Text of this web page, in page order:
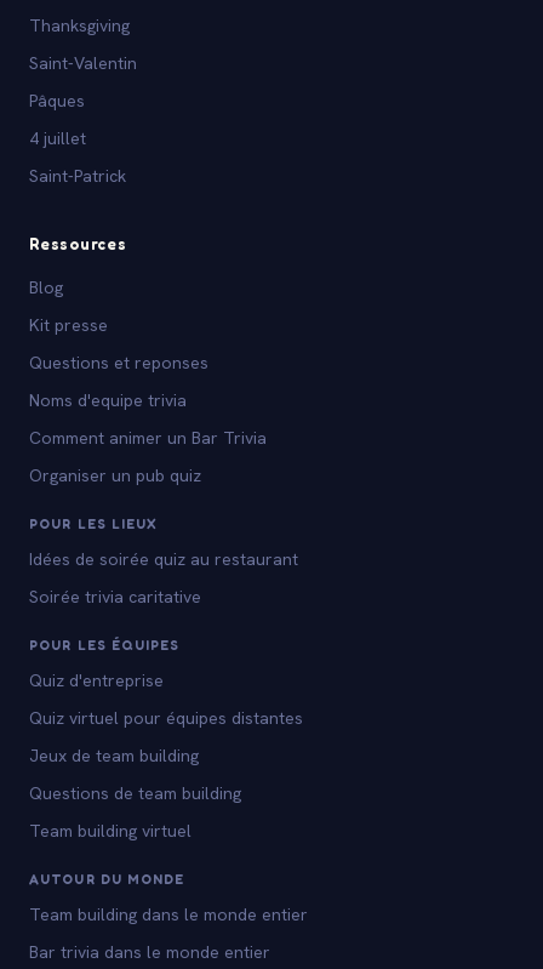
Thanksgiving
Saint-Valentin
Pâques
4 juillet
Saint-Patrick
Ressources
Blog
Kit presse
Questions et reponses
Noms d'equipe trivia
Comment animer un Bar Trivia
Organiser un pub quiz
POUR LES LIEUX
Idées de soirée quiz au restaurant
Soirée trivia caritative
POUR LES ÉQUIPES
Quiz d'entreprise
Quiz virtuel pour équipes distantes
Jeux de team building
Questions de team building
Team building virtuel
AUTOUR DU MONDE
Team building dans le monde entier
Bar trivia dans le monde entier